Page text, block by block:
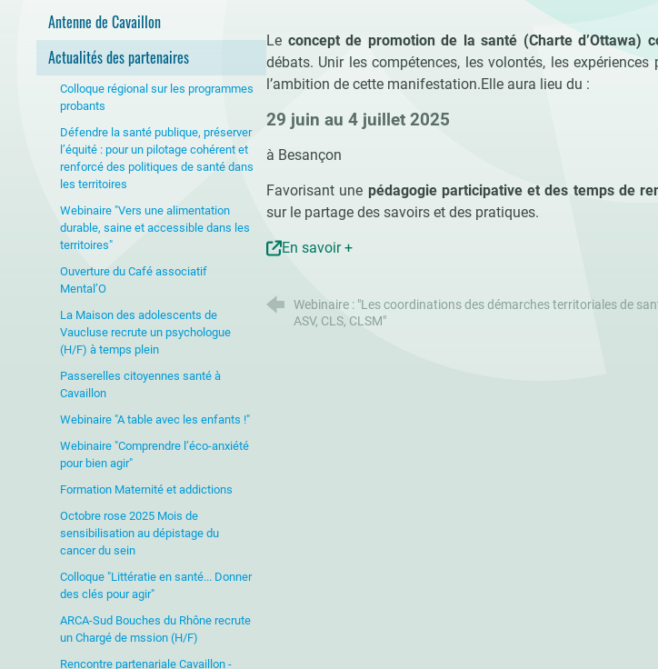
Antenne de Cavaillon
Actualités des partenaires
Colloque régional sur les programmes
probants
Défendre la santé publique, préserver
l’équité : pour un pilotage cohérent et
renforcé des politiques de santé dans
les territoires
Webinaire "Vers une alimentation
durable, saine et accessible dans les
territoires"
Ouverture du Café associatif
Mental’O
La Maison des adolescents de
Vaucluse recrute un psychologue
(H/F) à temps plein
Passerelles citoyennes santé à
Cavaillon
Webinaire "A table avec les enfants !"
Webinaire "Comprendre l’éco-anxiété
pour bien agir"
Formation Maternité et addictions
Octobre rose 2025 Mois de
sensibilisation au dépistage du
cancer du sein
Colloque "Littératie en santé... Donner
des clés pour agir"
ARCA-Sud Bouches du Rhône recrute
un Chargé de mssion (H/F)
Rencontre partenariale Cavaillon -
Le concept de promotion de la santé (Charte d’Ottawa)
débats. Unir les compétences, les volontés, les
l’ambition de cette manifestation.Elle aura lieu du :
29 juin au 4 juillet 2025
à Besançon
Favorisant une pédagogie participative et des temps de
sur le partage des savoirs et des pratiques.
En savoir +
Webinaire : "Les coordinations des démarches territoriales de
ASV, CLS, CLSM"